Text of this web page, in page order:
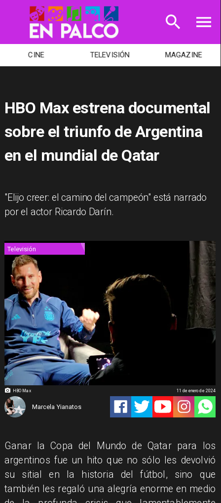
CINE TELEVISIÓN MAGAZINE
HBO Max estrena documental
sobre el triunfo de Argentina
en el mundial de Qatar
"Elijo creer: el camino del campeón" está narrado
por el actor Ricardo Darín.
HBO Max
Televisión
Marcela Yianatos
11 de enero de 2024
Ganar la Copa del Mundo de Qatar para los
argentinos fue un hito que no sólo les devolvió
su sitial en la historia del fútbol, sino que
también les regaló una alegría enorme en medio